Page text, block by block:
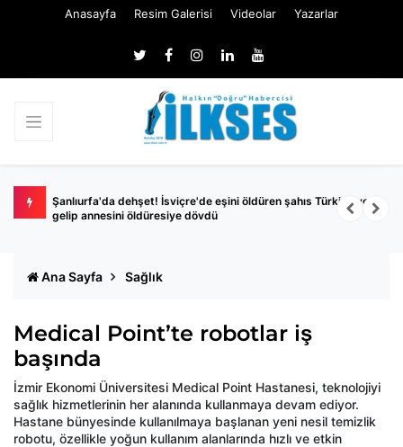
Anasayfa Resim Galerisi Videolar Yazarlar
Şanlıurfa'da dehşet! İsviçre'de eşini öldüren şahıs Türkiye'ye
gelip annesini öldüresiye dövdü
Ana Sayfa Sağlık
Medical Point’te robotlar iş
başında
İzmir Ekonomi Üniversitesi Medical Point Hastanesi, teknolojiyi
sağlık hizmetlerinin her alanında kullanmaya devam ediyor.
Hastane bünyesinde kullanılmaya başlanan yeni nesil temizlik
robotu, özellikle yoğun kullanım alanlarında hızlı ve etkin